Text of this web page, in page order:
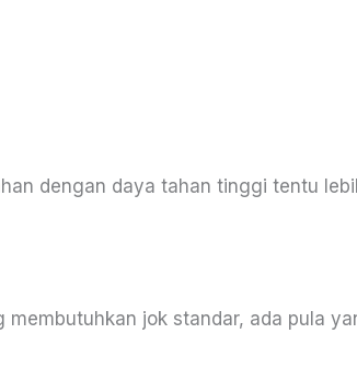
dengan daya tahan tinggi tentu
jok standar, ada pula